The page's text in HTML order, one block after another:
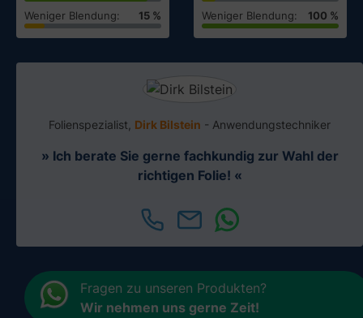
Weniger Blendung: 15 % Weniger Blendung: 100 %
Folienspezialist, Dirk Bilstein - Anwendungstechniker
» Ich berate Sie gerne fachkundig zur Wahl der
richtigen Folie! «
Fragen zu unseren Produkten?
Wir nehmen uns gerne Zeit!